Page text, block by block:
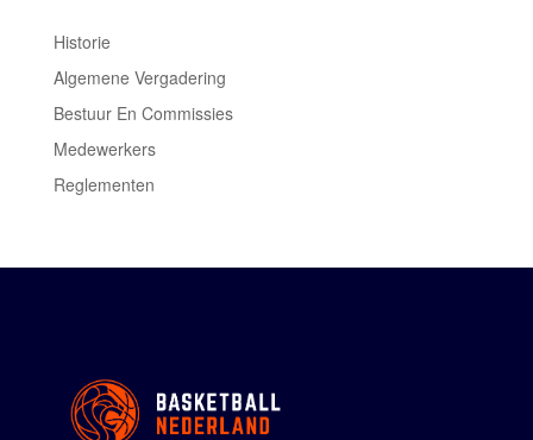
Historie
Algemene Vergadering
Bestuur En Commissies
Medewerkers
Reglementen